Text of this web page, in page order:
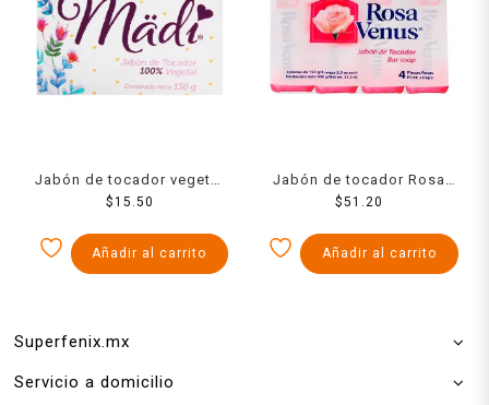
Jabón de tocador vegetal
Madi 150 g
$15.50
Añadir al carrito
Jabón de tocador Rosa
Venus rosa 4 pack de 150
$51.20
Añadir al carrito
Superfenix.mx
Servicio a domicilio